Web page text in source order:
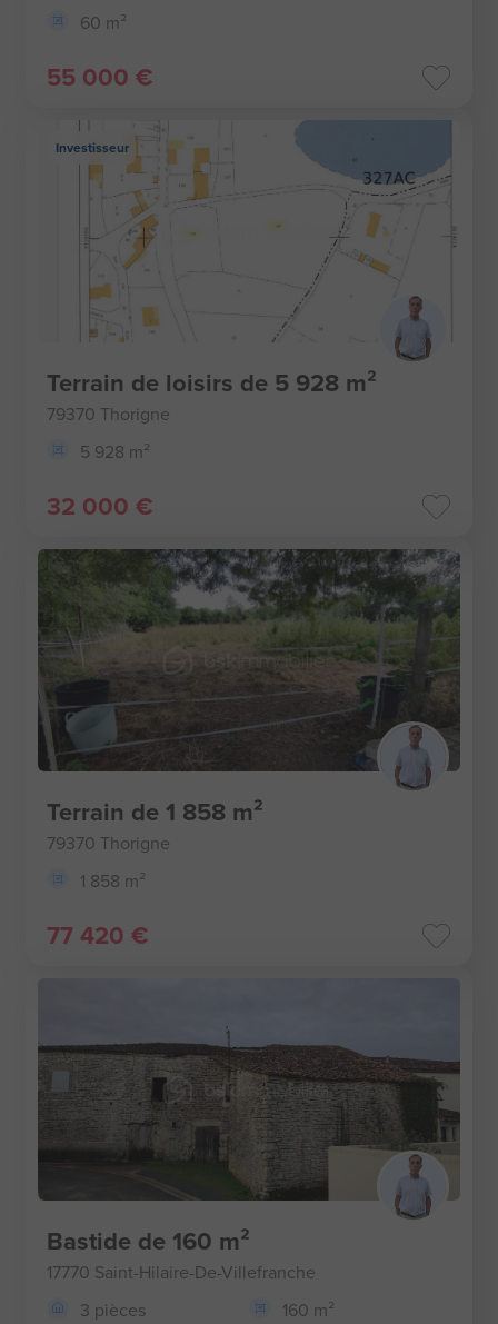
60 m²
55 000 €
Investisseur
Terrain de loisirs de 5 928 m²
79370 Thorigne
5 928 m²
32 000 €
Terrain de 1 858 m²
79370 Thorigne
1 858 m²
77 420 €
Bastide de 160 m²
17770 Saint-Hilaire-De-Villefranche
3 pièces
160 m²